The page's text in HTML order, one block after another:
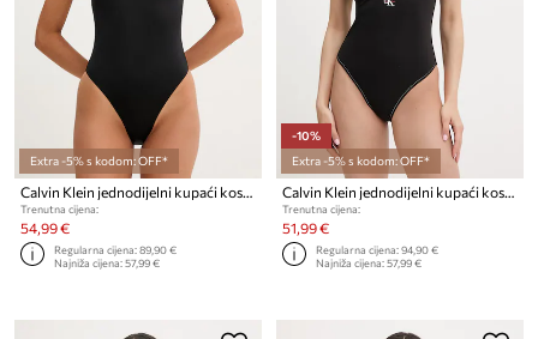
Extra -5% s kodom: OFF*
Calvin Klein jednodijelni kupaći kostim za žene
Trenutna cijena:
54,99 €
Regularna cijena:89,90 €
Najniža cijena:57,99 €
-10%
Extra -5% s kodom: OFF*
Calvin Klein jednodijelni kupaći kostim za žene
Trenutna cijena:
51,99 €
Regularna cijena:94,90 €
Najniža cijena:57,99 €